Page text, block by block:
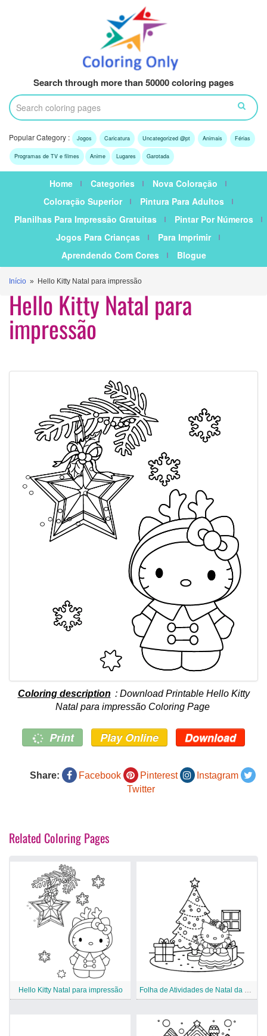
Search through more than 50000 coloring pages
Popular Category : Jogos Caricatura Uncategorized @pt Animais Férias
Programas de TV e filmes Anime Lugares Garotada
Home Categories
Nova Coloração
Coloração Superior
Pintura Para Adultos
Planilhas Para Impressão Gratuitas
Pintar Por Números
Jogos Para Crianças
Para Imprimir
Aprendendo Com Cores
Blogue
Início » Hello Kitty Natal para impressão
Hello Kitty Natal para
impressão
Coloring description : Download Printable Hello Kitty
Natal para impressão Coloring Page
Print Play Online Download
Share: Facebook Pinterest
Instagram
Twitter
Related Coloring Pages
Hello Kitty Natal para impressão Folha de Atividades de Natal da Sanrio